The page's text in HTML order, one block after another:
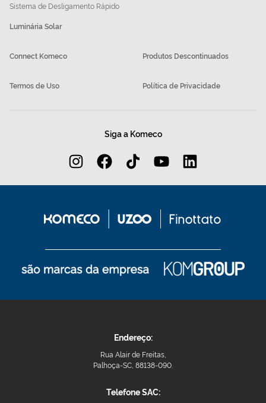
Sistema de Desligamento Rápido
Luminária Solar
Connect Komeco Produtos Descontinuados
Termos de Uso Política de Privacidade
Siga a Komeco
Endereço:
Rua Alair de Freitas,
Palhoça-SC, 88138-090.
Telefone SAC: